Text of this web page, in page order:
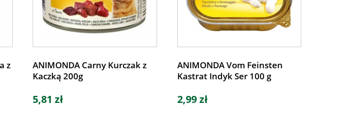
z
ANIMONDA Carny Kurczak z
Kaczką 200g
5,81 zł
ANIMONDA Vom Feinsten
Kastrat Indyk Ser 100 g
2,99 zł